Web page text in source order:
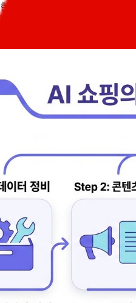
추천 질문을 한 번 던져 보
습니다. 그리고 이게 향후
위해 무엇부터 손봐야 하는